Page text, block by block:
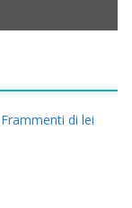
di lei